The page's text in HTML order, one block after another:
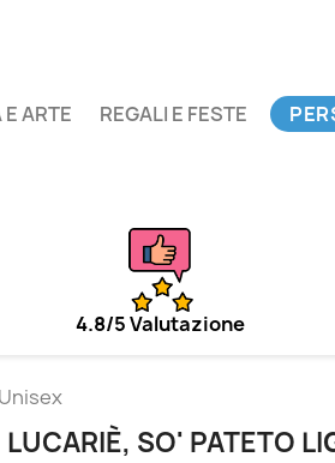
ARTE REGALI E FESTE
4.8/5 Valutazione
LUCARIÈ, SO' PATETO